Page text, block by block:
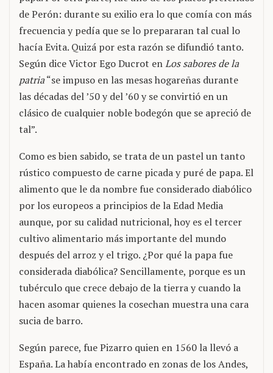
de Perón: durante su exilio era lo que comía con más
frecuencia y pedía que se lo prepararan tal cual lo
hacía Evita. Quizá por esta razón se difundió tanto.
Según dice Victor Ego Ducrot enLos sabores de la
patria“se impuso en las mesas hogareñas durante
las décadas del ’50 y del ’60 y se convirtió en un
clásico de cualquier noble bodegón que se apreció de
tal”.
Como es bien sabido, se trata de un pastel un tanto
rústico compuesto de carne picada y puré de papa. El
alimento que le da nombre fue considerado diabólico
por los europeos a principios de la Edad Media
aunque, por su calidad nutricional, hoy es el tercer
cultivo alimentario más importante del mundo
después del arroz y el trigo. ¿Por qué la papa fue
considerada diabólica? Sencillamente, porque es un
tubérculo que crece debajo de la tierra y cuando la
hacen asomar quienes la cosechan muestra una cara
sucia de barro.
Según parece, fue Pizarro quien en 1560 la llevó a
España. La había encontrado en zonas de los Andes,